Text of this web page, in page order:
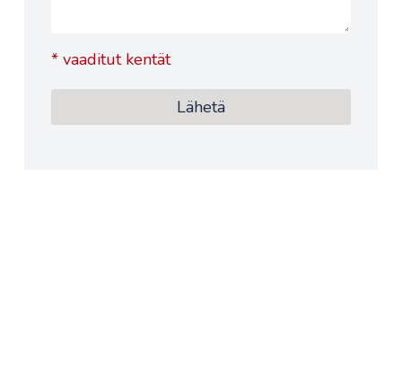
*vaaditut kentät